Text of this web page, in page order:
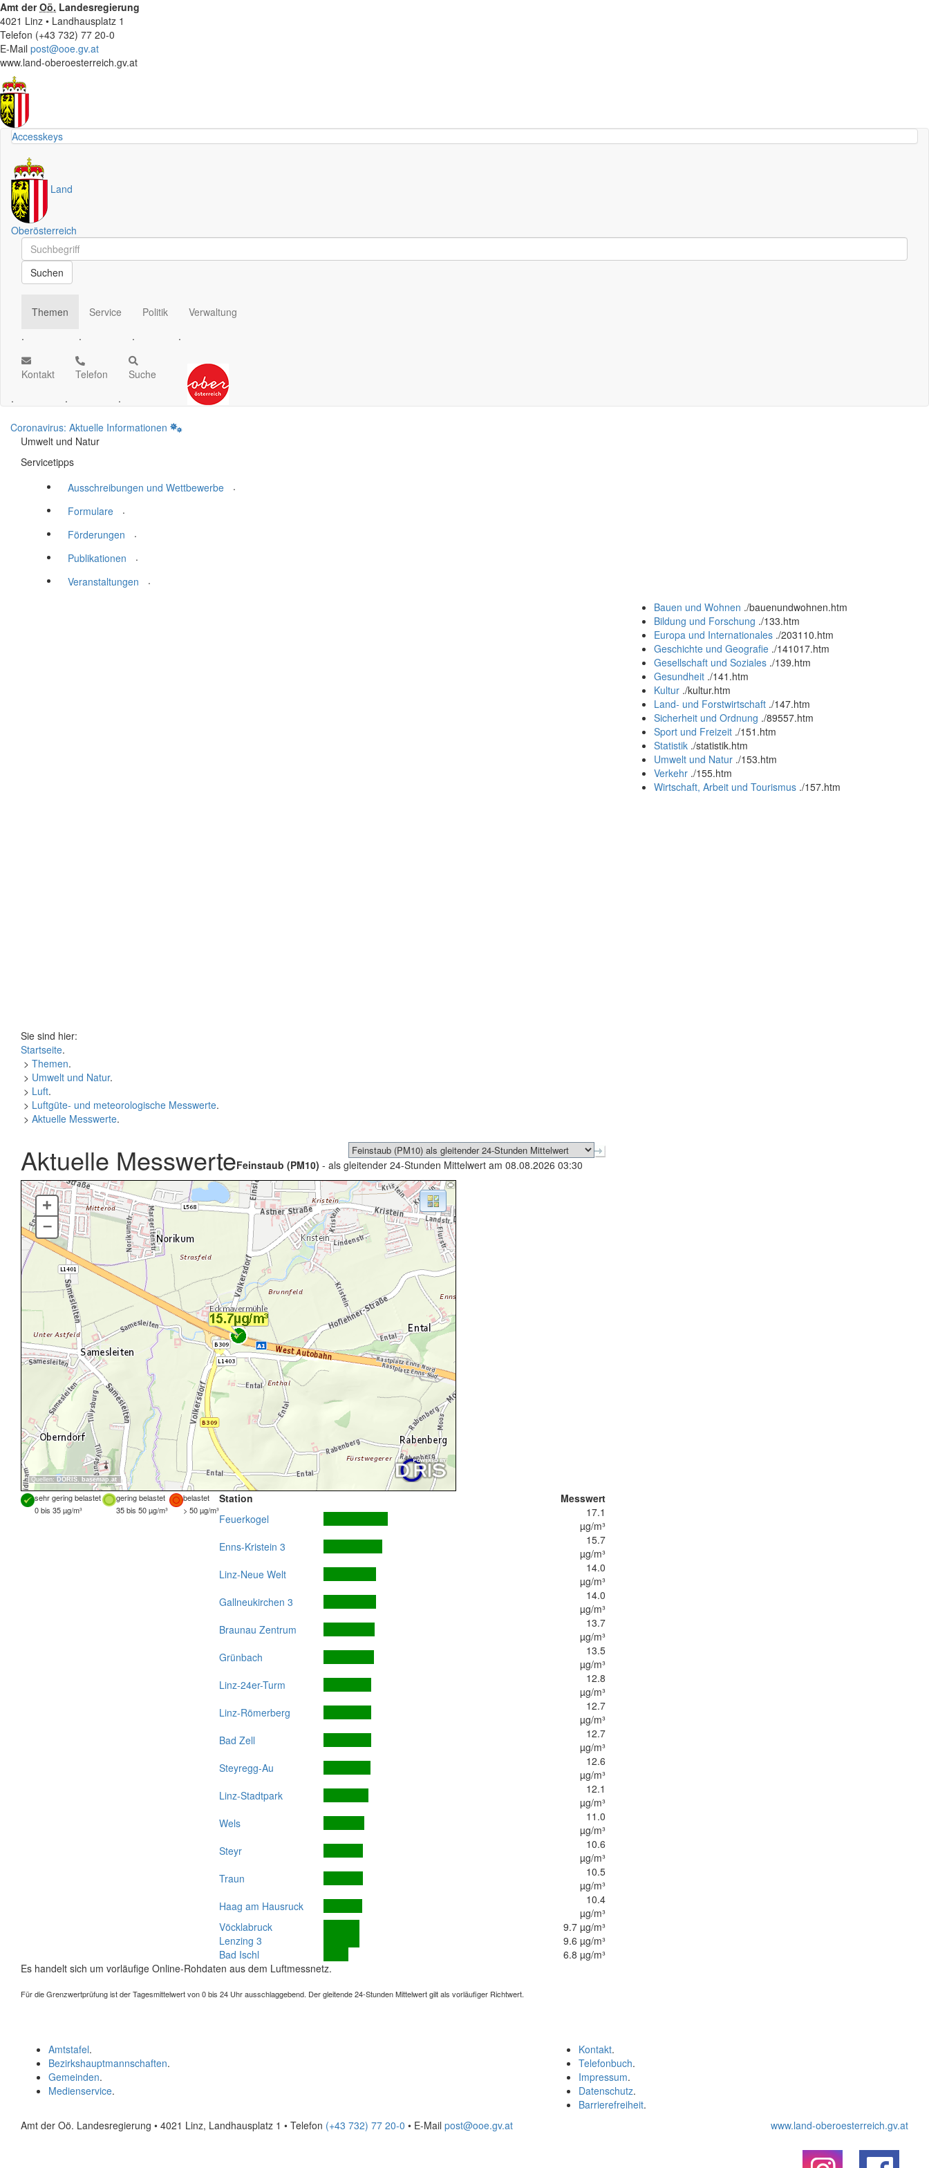
Amt derOö. Landesregierung
4021 Linz • Landhausplatz 1
Telefon (+43 732) 77 20-0
E-Mail post@ooe.gv.at
www.land-oberoesterreich.gv.at
Accesskeys
Land
Oberösterreich
Schnellsuche
Schnellsuche
Suchen
Themen
.
Service
.
Politik
.
Verwaltung
.
Kontakt
.
Telefon
.
Suche
.
Coronavirus: Aktuelle Informationen
Umwelt und Natur
Servicetipps
Ausschreibungen und Wettbewerbe
.
Formulare
.
Förderungen
.
Publikationen
.
Veranstaltungen
.
Bauen und Wohnen ./bauenundwohnen.htm
Bildung und Forschung ./133.htm
Europa und Internationales ./203110.htm
Geschichte und Geografie ./141017.htm
Gesellschaft und Soziales ./139.htm
Gesundheit ./141.htm
Kultur ./kultur.htm
Land- und Forstwirtschaft ./147.htm
Sicherheit und Ordnung ./89557.htm
Sport und Freizeit ./151.htm
Statistik ./statistik.htm
Umwelt und Natur ./153.htm
Verkehr ./155.htm
Wirtschaft, Arbeit und Tourismus ./157.htm
Sie sind hier:
Startseite.
> Themen.
> Umwelt und Natur.
> Luft.
> Luftgüte- und meteorologische Messwerte.
> Aktuelle Messwerte.
Aktuelle MesswerteFeinstaub (PM10) - als gleitender 24-Stunden Mittelwert am 08.08.2026 03:30
Quellen: DORIS, basemap.at
+
–
sehr gering belastet gering belastet
belastet
0 bis 35 µg/m³
35 bis 50 µg/m³ > 50 µg/m³
Station
Messwert
Feuerkogel
17.1
µg/m³
Enns-Kristein 3
15.7
µg/m³
Linz-Neue Welt
14.0
µg/m³
Gallneukirchen 3
14.0
µg/m³
Braunau Zentrum
13.7
µg/m³
Grünbach
13.5
µg/m³
Linz-24er-Turm
12.8
µg/m³
Linz-Römerberg
12.7
µg/m³
Bad Zell
12.7
µg/m³
Steyregg-Au
12.6
µg/m³
Linz-Stadtpark
12.1
µg/m³
Wels
11.0
µg/m³
Steyr
10.6
µg/m³
Traun
10.5
µg/m³
Haag am Hausruck
10.4
µg/m³
Vöcklabruck
9.7 µg/m³
Lenzing 3
9.6 µg/m³
Bad Ischl
6.8 µg/m³
Es handelt sich um vorläufige Online-Rohdaten aus dem Luftmessnetz.
Für die Grenzwertprüfung ist der Tagesmittelwert von 0 bis 24 Uhr ausschlaggebend. Der gleitende 24-Stunden Mittelwert gilt als vorläufiger Richtwert.
Kontakt.
Telefonbuch.
Impressum.
Datenschutz.
Barrierefreiheit.
Amtstafel.
Bezirkshauptmannschaften.
Gemeinden.
Medienservice.
Amt der Oö. Landesregierung • 4021 Linz, Landhausplatz 1 • Telefon (+43 732) 77 20-0 • E-Mail post@ooe.gv.at www.land-oberoesterreich.gv.at